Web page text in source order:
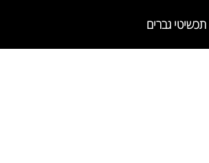
תכשיטי גברים